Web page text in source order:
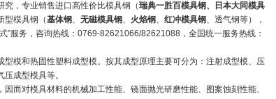
，专业销售进口高性价比模具钢（瑞典一胜百模具钢、日本大同模具
型模具钢（基体钢、 无磁模具钢、 火焰钢、 红冲模具钢、透气钢等），
”服务，咨询热线：0769-82621066/82621088，全国统一服务热线：
模和热固性塑料成型模。按其成型原理主要可分为：注射成型模、压
成型模具等。
而对模具材料的机械加工性能、镜面抛光研磨性能、图案蚀刻性能、